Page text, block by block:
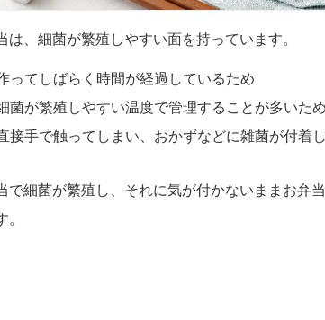
は、細菌が繁殖しやすい面を持っています。
ってしばらく時間が経過しているため
菌が繁殖しやすい温度で管理することが多いた
接手で触ってしまい、おかずなどに雑菌が付着
で細菌が繁殖し、それに気が付かないままお弁
。